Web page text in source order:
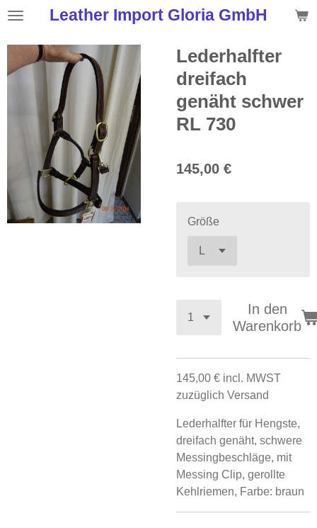
Zum
springen
Leather Import Gloria GmbH
Lederhalfter
dreifach
genäht schwer
RL 730
145,00 €
Größe
In den
Warenkorb
145,00 € incl. MWST
zuzüglich Versand
Lederhalfter für Hengste,
dreifach genäht, schwere
Messingbeschläge, mit
Messing Clip, gerollte
Kehlriemen, Farbe: braun